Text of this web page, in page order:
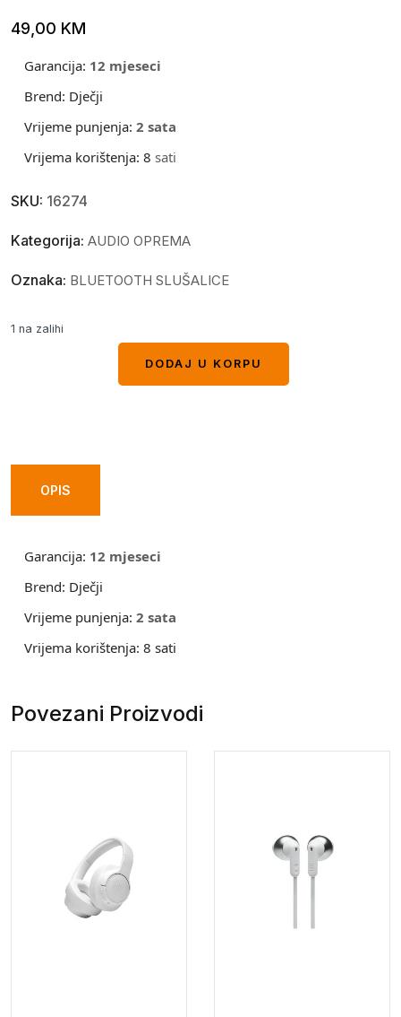
49,00 KM
Garancija: 12 mjeseci
Brend: Dječji
Vrijeme punjenja: 2 sata
Vrijema korištenja: 8 sati
SKU: 16274
Kategorija: AUDIO OPREMA
Oznaka: BLUETOOTH SLUŠALICE
1 na zalihi
DODAJ U KORPU
OPIS
Garancija: 12 mjeseci
Brend: Dječji
Vrijeme punjenja: 2 sata
Vrijema korištenja: 8 sati
Povezani Proizvodi